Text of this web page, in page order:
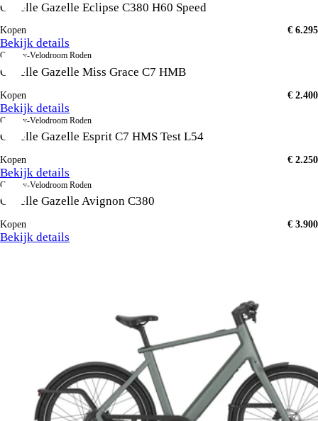
Gazelle Gazelle Eclipse C380 H60 Speed
Kopen € 6.295
Bekijk details
Century-Velodroom Roden
Gazelle Gazelle Miss Grace C7 HMB
Kopen € 2.400
Bekijk details
Century-Velodroom Roden
Gazelle Gazelle Esprit C7 HMS Test L54
Kopen € 2.250
Bekijk details
Century-Velodroom Roden
Gazelle Gazelle Avignon C380
Kopen € 3.900
Bekijk details